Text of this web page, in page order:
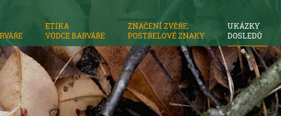
ETIKA
VŮDCE BARVÁŘE
ZNAČENÍ ZVĚŘE,
POSTŘELOVÉ ZNAKY
UKÁZKY
DOSLEDŮ